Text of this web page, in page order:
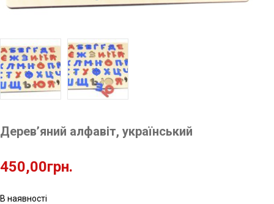
Дерев’яний алфавіт, український
450,00грн.
В наявності